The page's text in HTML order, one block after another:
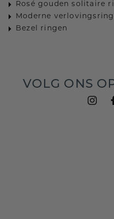
Rosé gouden solitaire
Moderne
Bezel ringen
VOLG ONS